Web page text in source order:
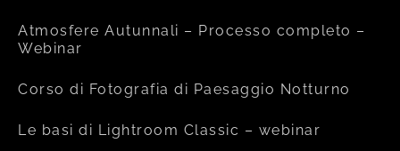
Atmosfere Autunnali – Processo completo –
Webinar
Corso di Fotografia di Paesaggio Notturno
Le basi di Lightroom Classic – webinar